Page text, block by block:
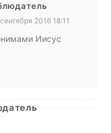
2016 18:11
Иисус